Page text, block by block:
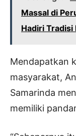
Massal di
Hadiri Tradisi
Mendapatkan
masyarakat,
Samarinda
memiliki